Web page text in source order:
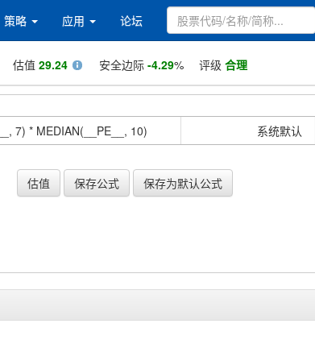
策略 应用 论坛
估值 29.24 安全边际 -4.29% 评级 合理
系统默认
估值 保存公式 保存为默认公式